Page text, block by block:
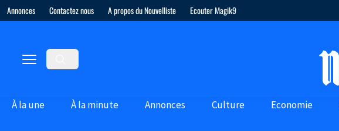
Annonces Contactez nous A propos du Nouvelliste Ecouter Magik9
À la une À la minute Annonces Culture Economie